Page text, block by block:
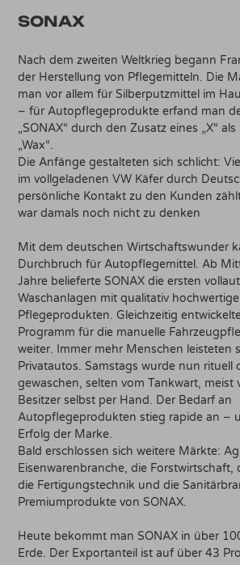
SONAX
Nach dem zweiten Weltkrieg begann
der Herstellung von Pflegemitteln. Die
man vor allem für Silberputzmittel im
– für Autopflegeprodukte erfand man
„SONAX“ durch den Zusatz eines „X“
„Wax“.
Die Anfänge gestalteten sich schlicht:
im vollgeladenen VW Käfer durch
persönliche Kontakt zu den Kunden
war damals noch nicht zu denken
Mit dem deutschen Wirtschaftswunder
Durchbruch für Autopflegemittel. Ab
Jahre belieferte SONAX die ersten
Waschanlagen mit qualitativ
Pflegeprodukten. Gleichzeitig
Programm für die manuelle
weiter. Immer mehr Menschen leisteten
Privatautos. Samstags wurde nun rituell
gewaschen, selten vom Tankwart, meist
Besitzer selbst per Hand. Der Bedarf an
Autopflegeprodukten stieg rapide an –
Erfolg der Marke.
Bald erschlossen sich weitere Märkte:
Eisenwarenbranche, die Forstwirtschaft,
die Fertigungstechnik und die
Premiumprodukte von SONAX.
Heute bekommt man SONAX in über
Erde. Der Exportanteil ist auf über 43